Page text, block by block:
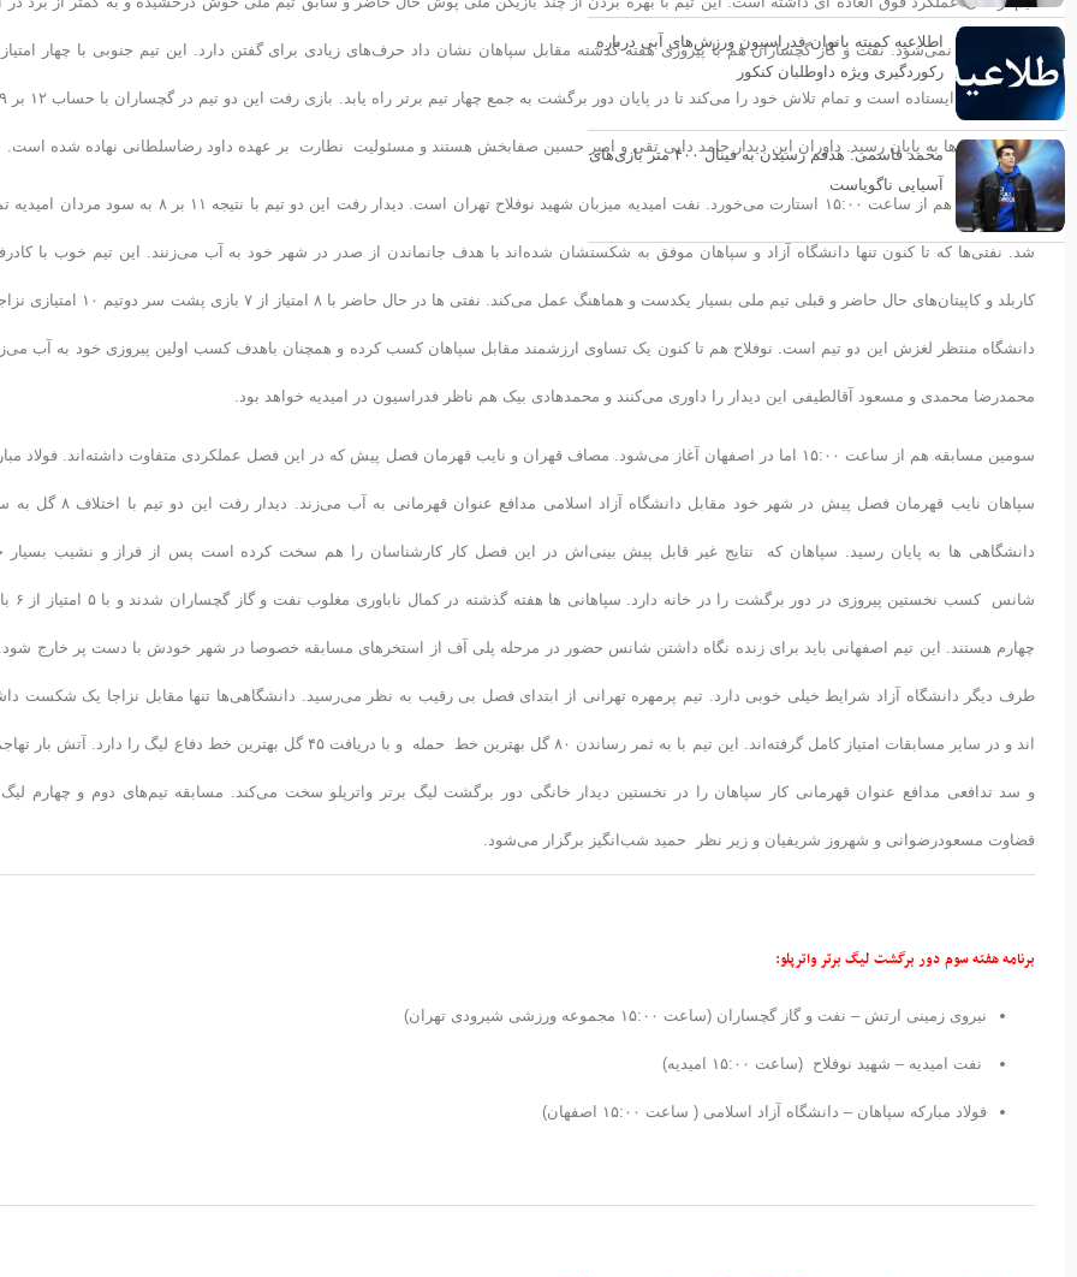
دیدار راضی نمی‌شود. نفت و گاز گچساران هم با پیروزی هفته گذشته مقابل سپاهان نشان داد حرف‌های زیادی برای گفتن دارد. این تیم جنوبی با چهار
سود ارتشی‌ها به پایان رسید. داوران این دیدار حامد دایی تقی و امیر حسین صفابخش هستند و مسئولیت نطارت بر عهده داود رضاسلطانی نهاده شده است.
دومین دیدار هم از ساعت ۱۵:۰۰ استارت می‌خورد. نفت امیدیه میزبان شهید نوفلاح تهران است. دیدار رفت این دو تیم با نتیجه ۱۱ بر ۸ به
شد. نفتی‌ها که تا کنون تنها دانشگاه آزاد و سپاهان موفق به شکستشان شده‌اند با هدف جانماندن از صدر در شهر خود به آب می‌زنند. این تیم خوب با
کاربلد و کاپیتان‌های حال حاضر و قبلی تیم ملی بسیار یکدست و هماهنگ عمل می‌کند. نفتی ها در حال حاضر با ۸ امتیاز از ۷
دانشگاه منتظر لغزش این دو تیم است. نوفلاح هم تا کنون یک تساوی ارزشمند مقابل سپاهان کسب کرده و همچنان باهدف کسب اولین پیروزی خود به آب
محمدرضا محمدی و مسعود آقالطیفی این دیدار را داوری می‌کنند و محمدهادی بیک هم ناظر فدراسیون در امیدیه خواهد بود.
سومین مسابقه هم از ساعت ۱۵:۰۰ اما در اصفهان آغاز می‌شود. مصاف قهران و نایب قهرمان فصل پیش که در این فصل عملکردی متفاوت داشته‌اند. فولاد
سپاهان نایب قهرمان فصل پیش در شهر خود مقابل دانشگاه آزاد اسلامی مدافع عنوان قهرمانی به آب می‌زند.
دانشگاهی ها به پایان رسید. سپاهان که نتایج غیر قابل پیش بینی‌اش در این فصل کار کارشناسان را هم سخت کرده است پس از فراز و نشیب بسیار
شانس کسب نخستین پیروزی در دور
چهارم هستند. این تیم اصفهانی باید برای زنده نگاه داشتن شانس حضور در مرحله پلی آف از استخرهای مسابقه خصوصا در شهر خودش با دست پر خارج
طرف دیگر دانشگاه آزاد شرایط خیلی خوبی دارد. تیم پرمهره تهرانی از ابتدای فصل بی رقیب به نظر می‌رسید. دانشگاهی‌ها تنها مقابل نزاجا یک شکست
اند و در سایر مسابقات امتیاز کامل گرفته‌اند. این تیم با به ثمر رساندن ۸۰ گل بهترین خط حمله و با دریافت ۴۵ گل بهترین خط دفاع لیگ را دارد. آتش
و سد تدافعی مدافع عنوان قهرمانی کار سپاهان را در نخستین دیدار خانگی دور برگشت لیگ برتر واترپلو سخت می‌کند. مسابقه تیم‌های دوم و چهارم
قضاوت مسعودرضوانی و شهروز شریفیان و زیر نظر حمید شب‌انگیز برگزار می‌شود.
برنامه هفته سوم دور برگشت لیگ برتر واترپلو:
نیروی زمینی ارتش – نفت و گاز گچساران (ساعت ۱۵:۰۰ مجموعه ورزشی شیرودی تهران)
نفت امیدیه – شهید نوفلاح (ساعت ۱۵:۰۰ امیدیه)
فولاد مبارکه سپاهان – دانشگاه آزاد اسلامی ( ساعت ۱۵:۰۰ اصفهان)
اطلاعیه کمیته بانوان فدراسیون ورزش‌های آبی درباره
رکوردگیری ویژه داوطلبان کنکور
محمد قاسمی: هدفم رسیدن به فینال ۴۰۰ متر بازی‌های
آسیایی ناگویاست